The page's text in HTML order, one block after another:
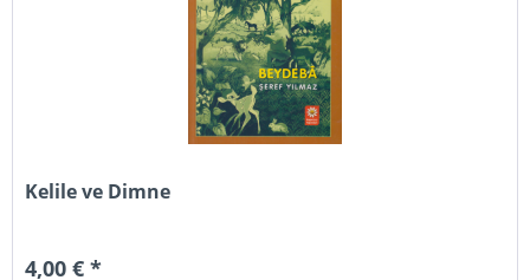
Kelile ve Dimne
4,00 € *